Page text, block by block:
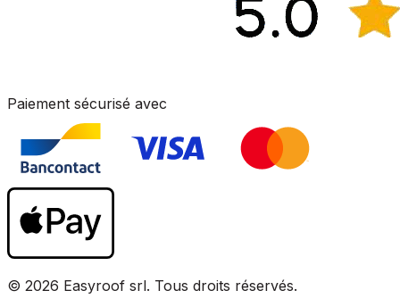
Paiement sécurisé avec
© 2026 Easyroof srl. Tous droits réservés.